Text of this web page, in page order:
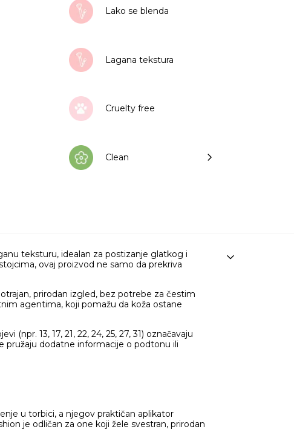
Lako se blenda
Lagana tekstura
Cruelty free
Clean
teksturu, idealan za postizanje glatkog i
ovaj proizvod ne samo da prekriva
prirodan izgled, bez potrebe za čestim
agentima, koji pomažu da koža ostane
(npr. 13, 17, 21, 22, 24, 25, 27, 31) označavaju
pružaju dodatne informacije o podtonu ili
u torbici, a njegov praktičan aplikator
je odličan za one koji žele svestran, prirodan